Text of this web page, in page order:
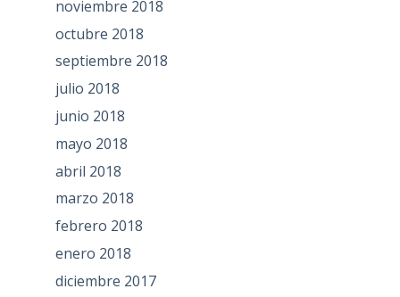
noviembre 2018
octubre 2018
septiembre 2018
julio 2018
junio 2018
mayo 2018
abril 2018
marzo 2018
febrero 2018
enero 2018
diciembre 2017